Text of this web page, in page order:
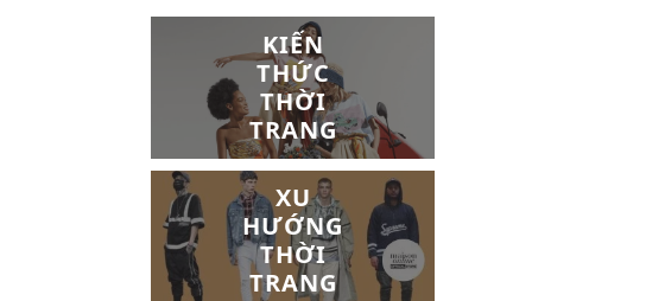
KIẾN
THỨC
THỜI
TRANG
XU
HƯỚNG
THỜI
TRANG